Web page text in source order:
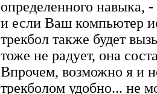
определенного навыка,
и если Ваш компьютер
трекбол также будет
тоже не радует, она
Впрочем, возможно я и
трекболом удобно... не